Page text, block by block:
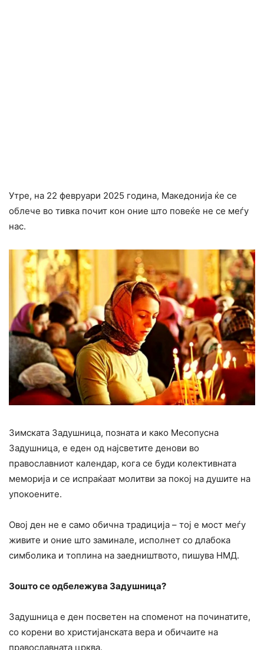
Утре, на 22 февруари 2025 година, Македонија ќе се
облече во тивка почит кон оние што повеќе не се меѓу
нас.
Зимската Задушница, позната и како Месопусна
Задушница, е еден од најсветите денови во
православниот календар, кога се буди колективната
меморија и се испраќаат молитви за покој на душите на
упокоените.
Овој ден не е само обична традиција – тој е мост меѓу
живите и оние што заминале, исполнет со длабока
симболика и топлина на заедништвото, пишува НМД.
Зошто се одбележува Задушница?
Задушница е ден посветен на споменот на починатите,
со корени во христијанската вера и обичаите на
православната црква.